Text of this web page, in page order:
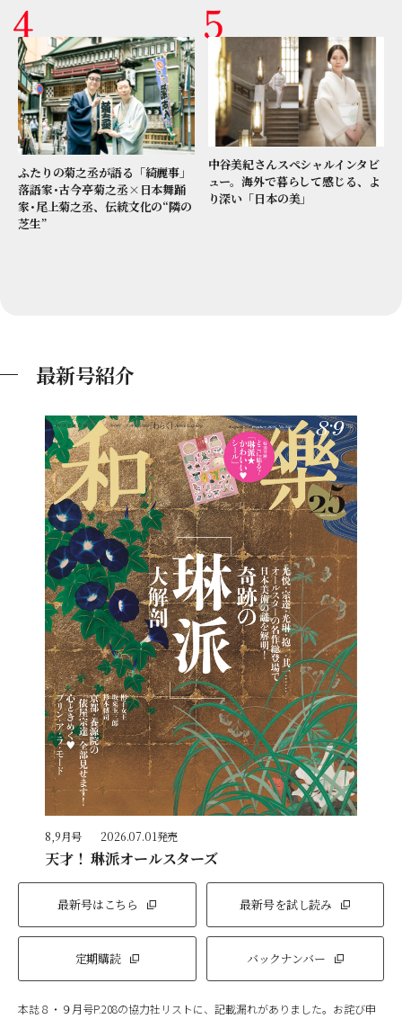
ふたりの菊之丞が語る「綺麗事」
落語家･古今亭菊之丞×日本舞踊
家･尾上菊之丞、伝統文化の“隣の
芝生”
中谷美紀さんスペシャルインタビ
ュー。海外で暮らして感じる、よ
り深い「日本の美」
最新号紹介
8,9月号 2026.07.01発売
天才！ 琳派オールスターズ
最新号はこちら 最新号を試し読み
定期購読 バックナンバー
本誌８・９月号P.208の協力社リストに、記載漏れがありました。お詫び申